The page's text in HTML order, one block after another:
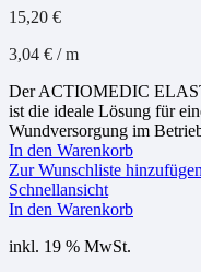
15,20 €
3,04 € /m
Der ACTIOMEDIC
ist die ideale Lösung für
Wundversorgung im
In den Warenkorb
Zur Wunschliste hinzufügen
Schnellansicht
In den Warenkorb
inkl. 19 % MwSt.